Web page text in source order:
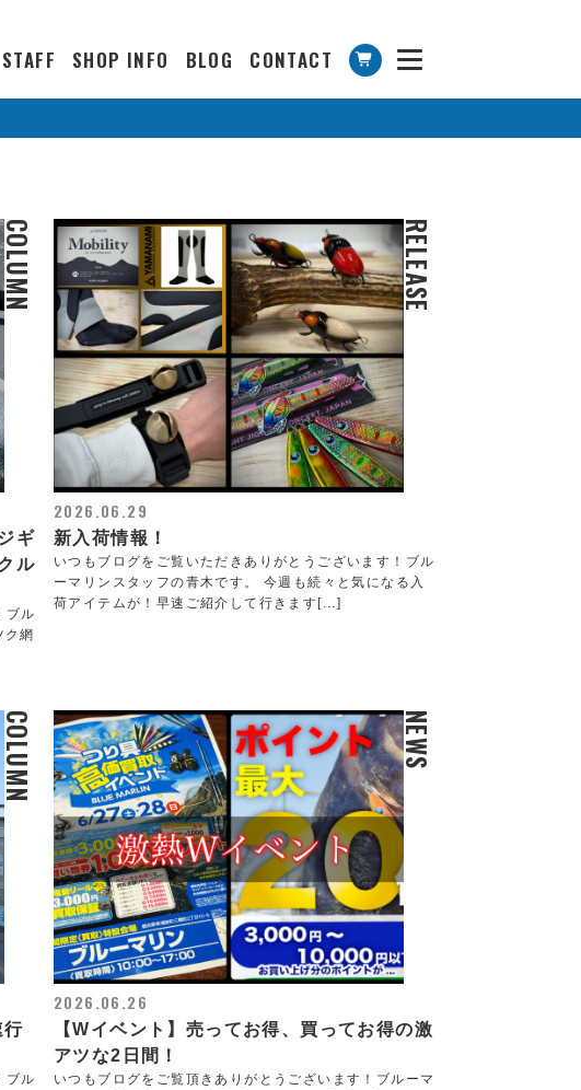
STAFF SHOP INFO BLOG CONTACT
COLUMN
ギ
ル
ブル
網
RELEASE
2026.06.29
新入荷情報！
いつもブログをご覧いただきありがとうございます！ブル
ーマリンスタッフの青木です。 今週も続々と気になる入
荷アイテムが！早速ご紹介して行きます[...]
COLUMN
行
ブル
NEWS
2026.06.26
【Wイベント】売ってお得、買ってお得の激
アツな2日間！
いつもブログをご覧頂きありがとうございます！ブルーマ